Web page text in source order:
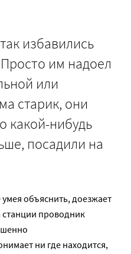
избавились
им надоел
или
старик, они
какой-нибудь
посадили на
объяснить, доезжает
станции проводник
ни где находится,